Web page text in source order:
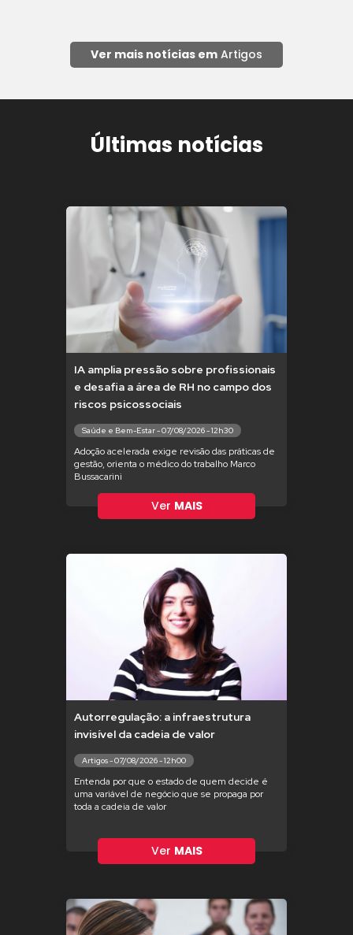
Ver mais notícias em Artigos
Últimas notícias
IA amplia pressão sobre profissionais
e desafia a área de RH no campo dos
riscos psicossociais
Saúde e Bem-Estar - 07/08/2026 - 12h30
Adoção acelerada exige revisão das práticas de
gestão, orienta o médico do trabalho Marco
Bussacarini
Ver MAIS
Autorregulação: a infraestrutura
invisível da cadeia de valor
Artigos - 07/08/2026 - 12h00
Entenda por que o estado de quem decide é
uma variável de negócio que se propaga por
toda a cadeia de valor
Ver MAIS